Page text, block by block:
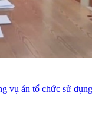
vụ án tổ chức sử